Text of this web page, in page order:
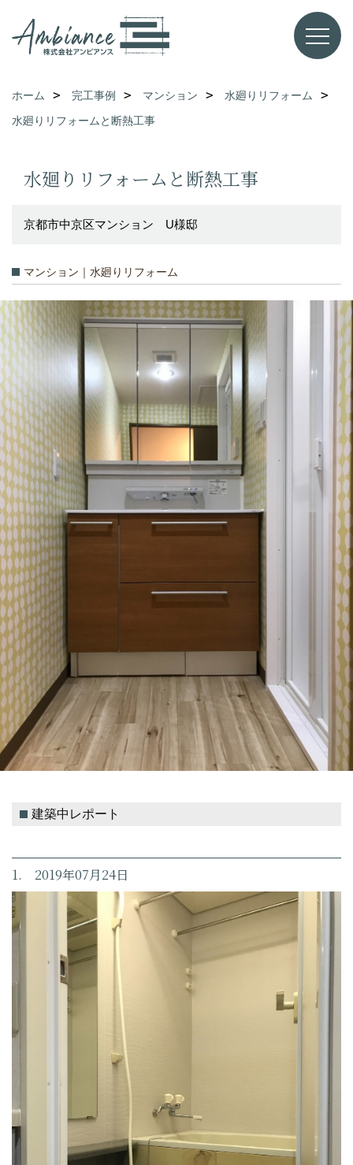
ホーム 完工事例 マンション
水廻りリフォーム
水廻りリフォームと断熱工事
水廻りリフォームと断熱工事
京都市中京区マンション U様邸
マンション｜水廻りリフォーム
建築中レポート
1. 2019年07月24日